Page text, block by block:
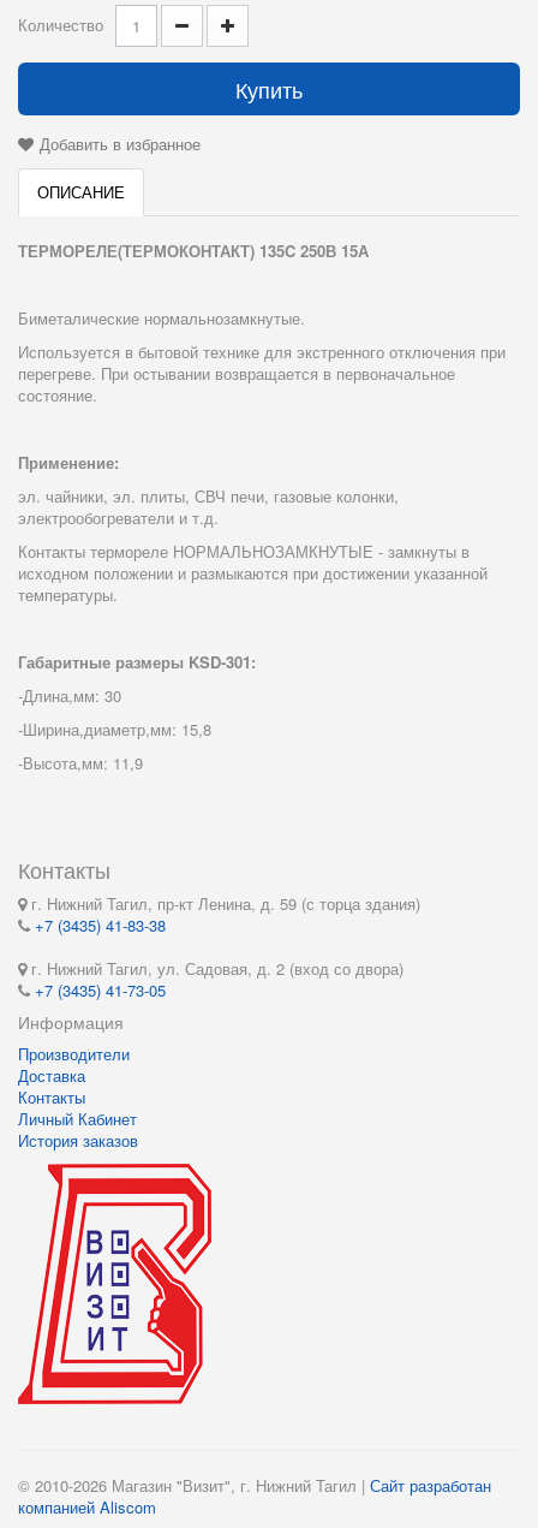
Количество
Купить
Добавить в избранное
ОПИСАНИЕ
ТЕРМОРЕЛЕ(ТЕРМОКОНТАКТ) 135C 250В 15А
Биметалические нормальнозамкнутые.
Используется в бытовой технике для экстренного отключения при
перегреве. При остывании возвращается в первоначальное
состояние.
Применение:
эл. чайники, эл. плиты, СВЧ печи, газовые колонки,
электрообогреватели и т.д.
Контакты термореле НОРМАЛЬНОЗАМКНУТЫЕ - замкнуты в
исходном положении и размыкаются при достижении указанной
температуры.
Габаритные размеры KSD-301:
-Длина,мм: 30
-Ширина,диаметр,мм: 15,8
-Высота,мм: 11,9
Контакты
г. Нижний Тагил, пр-кт Ленина, д. 59 (с торца здания)
+7 (3435) 41-83-38
г. Нижний Тагил, ул. Садовая, д. 2 (вход со двора)
+7 (3435) 41-73-05
Информация
Производители
Доставка
Контакты
Личный Кабинет
История заказов
© 2010-2026 Магазин "Визит", г. Нижний Тагил | Сайт разработан
компанией Aliscom